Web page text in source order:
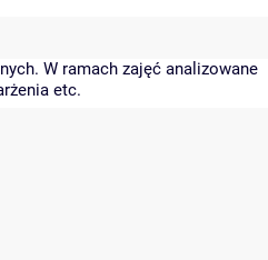
W ramach zajęć analizowane
etc.